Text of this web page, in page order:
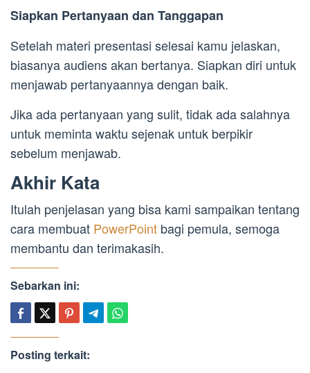
Siapkan Pertanyaan dan Tanggapan
Setelah materi presentasi selesai kamu jelaskan,
biasanya audiens akan bertanya. Siapkan diri untuk
menjawab pertanyaannya dengan baik.
Jika ada pertanyaan yang sulit, tidak ada salahnya
untuk meminta waktu sejenak untuk berpikir
sebelum menjawab.
Akhir Kata
Itulah penjelasan yang bisa kami sampaikan tentang
cara membuat PowerPoint bagi pemula, semoga
membantu dan terimakasih.
Sebarkan ini:
Posting terkait: